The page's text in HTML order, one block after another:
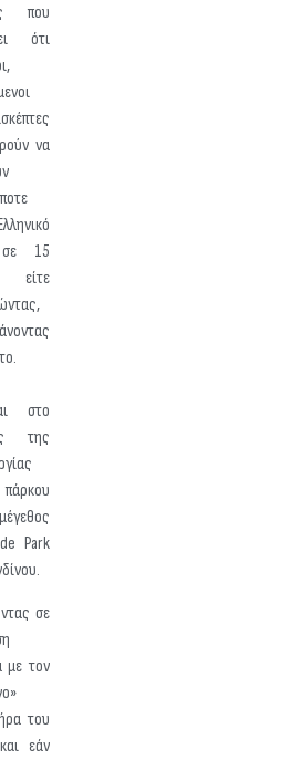
που
ότι
να
15
είτε
στο
της
Park
σε
με τον
του
εάν